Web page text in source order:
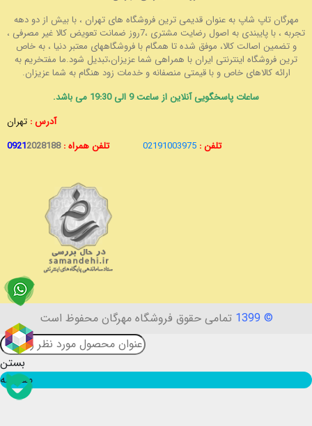
مهرگان تاپ شاپ به عنوان قدیمی ترین فروشگاه های تهران ، با بیش از دو دهه
تجربه ، با پایبندی به اصول رضایت مشتری ،7روز ضمانت تعویض کالا غیر مصرفی ،
و تضمین اصالت کالا، موفق شده تا همگام با فروشگاههای معتبر دنیا ، به خاص
ترین فروشگاه اینترنتی ایران با همراهی شما عزیزان،تبدیل شود.ما مفتخریم به
ارائه کالاهای خاص و با قیمتی منصفانه و خدمات زود هنگام به شما عزیزان.
ساعات پاسخگویی آنلاین از ساعت 9 الی 19:30 می باشد.
آدرس : تهران
تلفن : 02191003975 تلفن همراه : 09212028188
© 1399 تمامی حقوق فروشگاه مهرگان محفوظ است
بستن
مقایسه